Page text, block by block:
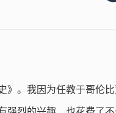
》。我因为任教于哥伦比